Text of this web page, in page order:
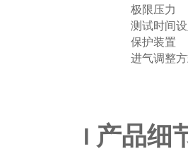
极限压力
测试时间
保护装置
进气调整
产品细